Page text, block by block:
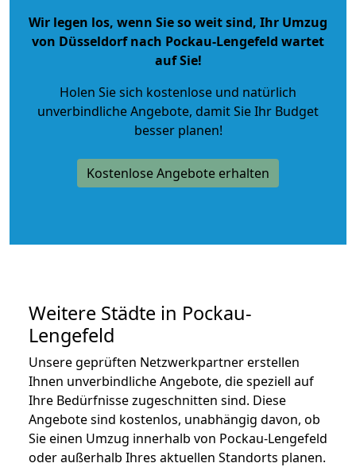
Wir legen los, wenn Sie so weit sind, Ihr Umzug
von Düsseldorf nach Pockau-Lengefeld wartet
auf Sie!
Holen Sie sich kostenlose und natürlich
unverbindliche Angebote, damit Sie Ihr Budget
besser planen!
Kostenlose Angebote erhalten
Weitere Städte in Pockau-
Lengefeld
Unsere geprüften Netzwerkpartner erstellen
Ihnen unverbindliche Angebote, die speziell auf
Ihre Bedürfnisse zugeschnitten sind. Diese
Angebote sind kostenlos, unabhängig davon, ob
Sie einen Umzug innerhalb von Pockau-Lengefeld
oder außerhalb Ihres aktuellen Standorts planen.